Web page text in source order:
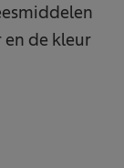
de kleur